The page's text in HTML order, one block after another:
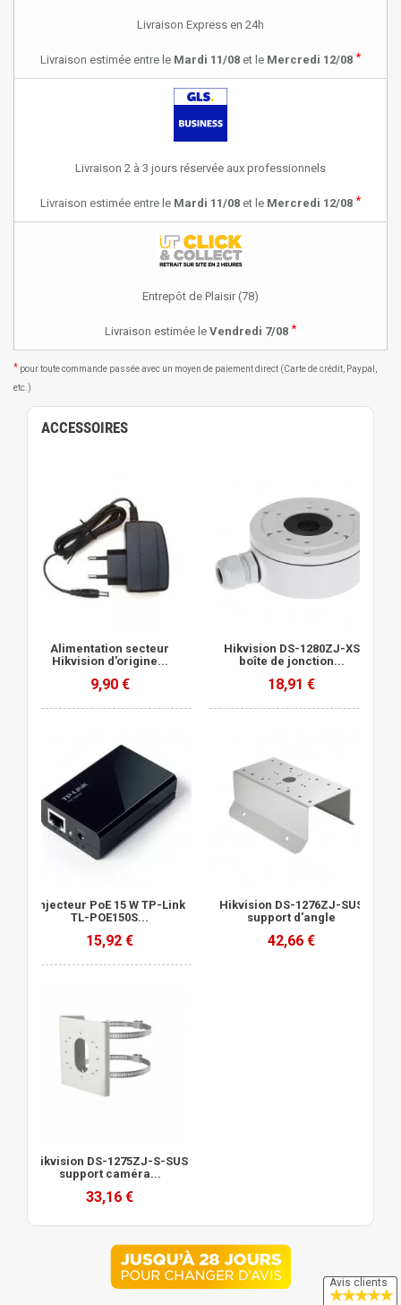
Livraison Express en 24h
Livraison estimée entre le Mardi 11/08 et le Mercredi 12/08 *
Livraison 2 à 3 jours réservée aux professionnels
Livraison estimée entre le Mardi 11/08 et le Mercredi 12/08 *
Entrepôt de Plaisir (78)
Livraison estimée le Vendredi 7/08 *
* pour toute commande passée avec un moyen de paiement direct (Carte de crédit, Paypal,
etc.)
ACCESSOIRES
Alimentation secteur
Hikvision d'origine...
9,90 €
Hikvision DS-1280ZJ-XS
boîte de jonction...
18,91 €
Injecteur PoE 15 W TP-Link
TL-POE150S...
15,92 €
Hikvision DS-1276ZJ-SUS
support d'angle
42,66 €
Hikvision DS-1275ZJ-S-SUS
support caméra...
33,16 €
Avis clients
★★★★★